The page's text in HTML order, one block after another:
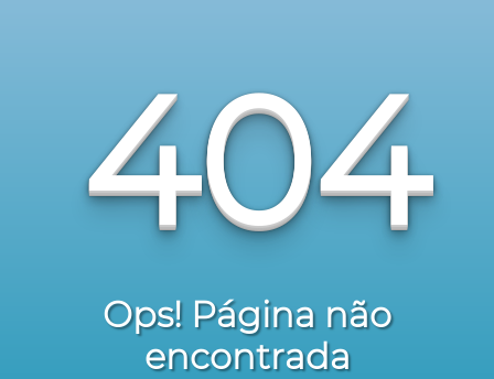
404
Ops! Página não
encontrada